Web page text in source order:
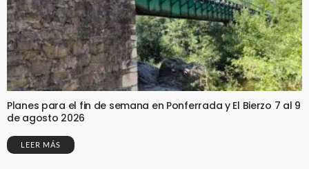
Planes para el fin de semana en Ponferrada y El Bierzo 7 al 9
de agosto 2026
LEER MÁS